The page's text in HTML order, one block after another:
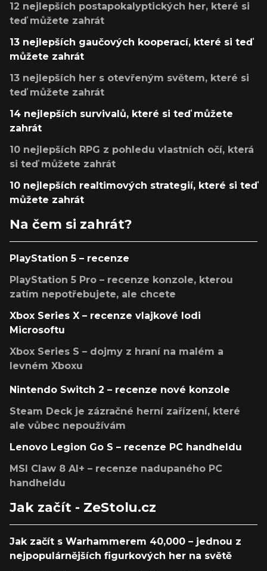
12 nejlepších postapokalyptických her, které si
teď můžete zahrát
13 nejlepších gaučových kooperací, které si teď
můžete zahrát
13 nejlepších her s otevřeným světem, které si
teď můžete zahrát
14 nejlepších survivalů, které si teď můžete
zahrát
10 nejlepších RPG z pohledu vlastních očí, která
si teď můžete zahrát
10 nejlepších realtimových strategií, které si teď
můžete zahrát
Na čem si zahrát?
PlayStation 5 – recenze
PlayStation 5 Pro – recenze konzole, kterou
zatím nepotřebujete, ale chcete
Xbox Series X – recenze vlajkové lodi
Microsoftu
Xbox Series S – dojmy z hraní na malém a
levném Xboxu
Nintendo Switch 2 – recenze nové konzole
Steam Deck je zázračné herní zařízení, které
ale vůbec nepoužívám
Lenovo Legion Go S – recenze PC handheldu
MSI Claw 8 AI+ – recenze nadupaného PC
handheldu
Jak začít - ZeStolu.cz
Jak začít s Warhammerem 40,000 – jednou z
nejpopulárnějších figurkových her na světě